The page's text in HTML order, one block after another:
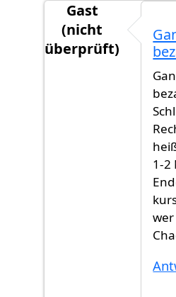
Gast
(nicht
überprüft)
Ich
1-2